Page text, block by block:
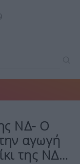
ΝΔ- Ο
αγωγή
της ΝΔ…